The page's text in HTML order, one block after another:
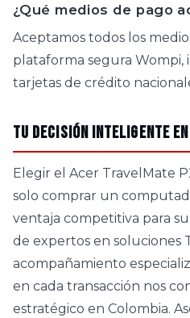
¿Qué medios de pago
Aceptamos todos los
plataforma segura Wompi,
tarjetas de crédito
Tu decisión inteligente
Elegir el Acer TravelMate
solo comprar un
ventaja competitiva para
de expertos en soluciones
acompañamiento
en cada transacción nos
estratégico en Colombia.